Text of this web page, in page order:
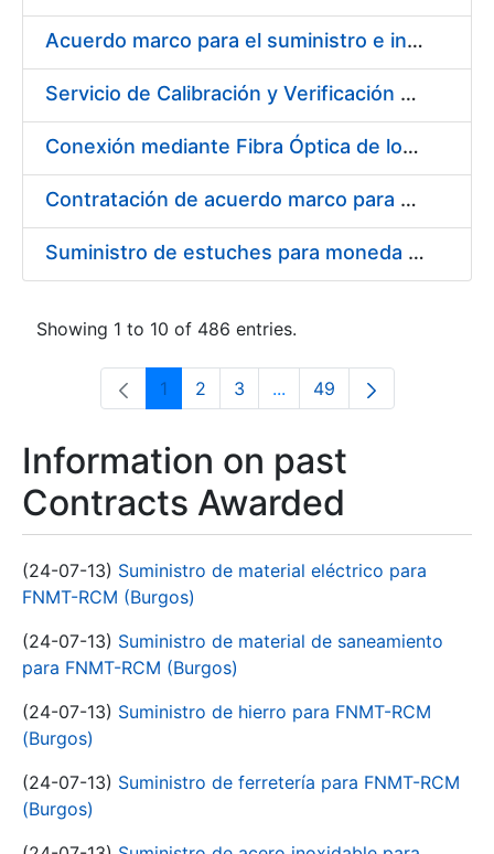
Acuerdo marco para el suministro e instalación de persianas, estores y otros complementos
Servicio de Calibración y Verificación Externa de los Equipos de Medición del Servicio de Prevención de la FNMT-RCM
Conexión mediante Fibra Óptica de los Centros de Proceso de Datos (CPDs) de las sedes de la FNMT-RCM de Burgos y Madrid
Contratación de acuerdo marco para el Suministro de Material de Electricidad para la Fábrica Nacional de Moneda y Timbre-Real Casa de la Moneda en su centro de trabajo de Burgos
Suministro de estuches para moneda de 30 €
Showing 1 to 10 of 486 entries.
Page
1 Page
2 Page
3 ...Intermediate Pages Use
Page
49
Information on past
Contracts Awarded
(24-07-13) Suministro de material eléctrico para
FNMT-RCM (Burgos)
(24-07-13) Suministro de material de saneamiento
para FNMT-RCM (Burgos)
(24-07-13) Suministro de hierro para FNMT-RCM
(Burgos)
(24-07-13) Suministro de ferretería para FNMT-RCM
(Burgos)